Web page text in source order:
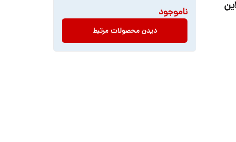
ناموجود
دیدن محصولات مرتبط